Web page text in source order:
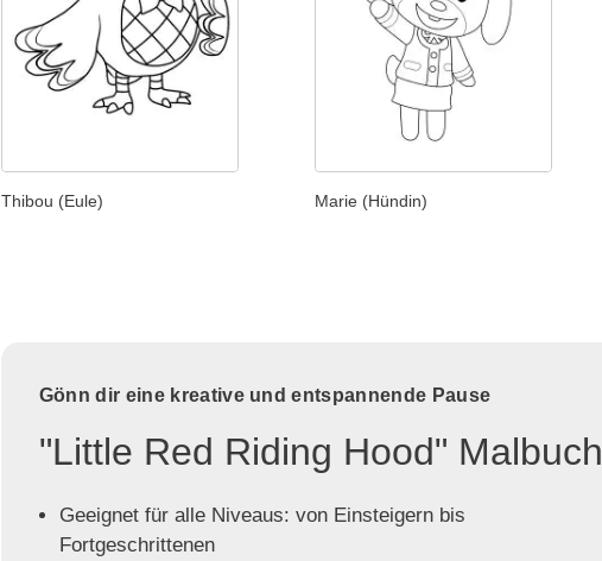
Thibou (Eule) Marie (Hündin)
Gönn dir eine kreative und entspannende Pause
"Little Red Riding Hood" Malbuch
Geeignet für alle Niveaus: von Einsteigern bis
Fortgeschrittenen